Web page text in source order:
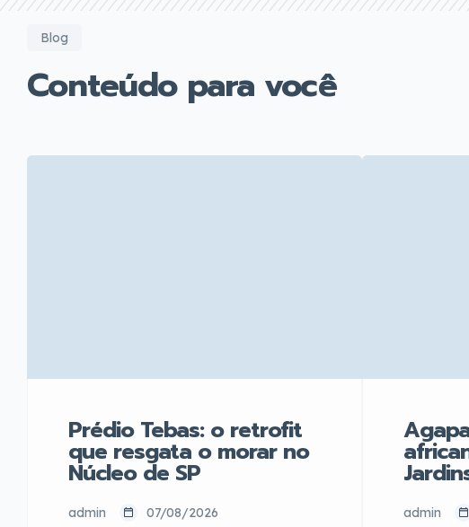
Blog
Conteúdo para você
Prédio Tebas: o retrofit
que resgata o morar no
Núcleo de SP
admin 07/08/2026 admin